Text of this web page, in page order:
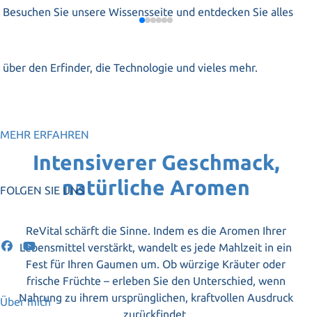
Besuchen Sie unsere Wissensseite und entdecken Sie alles
über den Erfinder, die Technologie und vieles mehr.
MEHR ERFAHREN
FOLGEN SIE UNS
Über mich
Intensiverer Geschmack,
natürliche Aromen
ReVital schärft die Sinne. Indem es die Aromen Ihrer
Lebensmittel verstärkt, wandelt es jede Mahlzeit in ein
Fest für Ihren Gaumen um. Ob würzige Kräuter oder
frische Früchte – erleben Sie den Unterschied, wenn
Nahrung zu ihrem ursprünglichen, kraftvollen Ausdruck
zurückfindet.